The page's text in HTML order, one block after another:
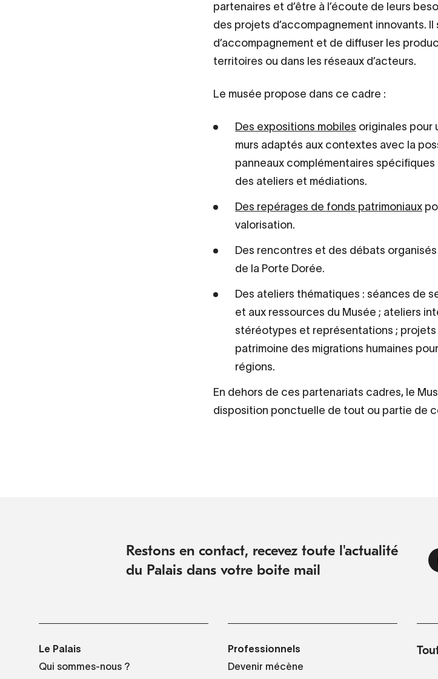
partenaires et d’être à l’écoute de leurs
des projets d’accompagnement innovants. Il
d’accompagnement et de diffuser les
territoires ou dans les réseaux d’acteurs.
Le musée propose dans ce cadre :
Des expositions mobiles originales pour
murs adaptés aux contextes avec la
panneaux complémentaires
des ateliers et médiations.
Des repérages de fonds patrimoniaux
valorisation.
Des rencontres et des débats
de la Porte Dorée.
Des ateliers thématiques : séances de
et aux ressources du Musée ; ateliers
stéréotypes et représentations ;
patrimoine des migrations humaines
régions.
En dehors de ces partenariats cadres, le
disposition ponctuelle de tout ou partie de
Restons en contact, recevez toute l'actualité
du Palais dans votre boite mail
Le Palais
Qui sommes-nous ?
Professionnels
Devenir mécène